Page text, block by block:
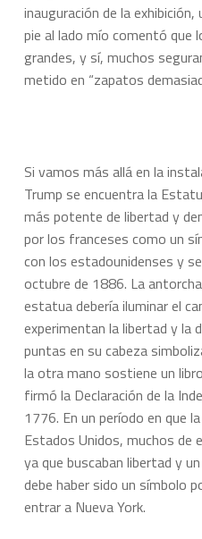
inauguración de la
pie al lado mío comentó que
grandes, y sí, muchos
metido en “zapatos
Si vamos más allá en la
Trump se encuentra la
más potente de libertad y
por los franceses como un
con los estadounidenses y
octubre de 1886. La
estatua debería iluminar el
experimentan la libertad y la
puntas en su cabeza
la otra mano sostiene un
firmó la Declaración de la
1776. En un período en que
Estados Unidos, muchos de
ya que buscaban libertad y
debe haber sido un símbolo
entrar a Nueva York.